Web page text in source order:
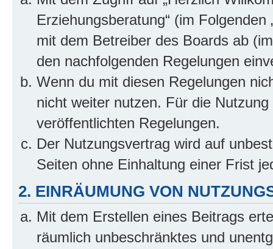
Erziehungsberatung“ (im
mit dem Betreiber des Boards ab
den nachfolgenden Regelungen
Wenn du mit diesen Regelungen
nicht weiter nutzen. Für die
veröffentlichten Regelungen.
Der Nutzungsvertrag wird auf
Seiten ohne Einhaltung einer Frist
2. EINRÄUMUNG VON
Mit dem Erstellen eines Beitrags
räumlich unbeschränktes und